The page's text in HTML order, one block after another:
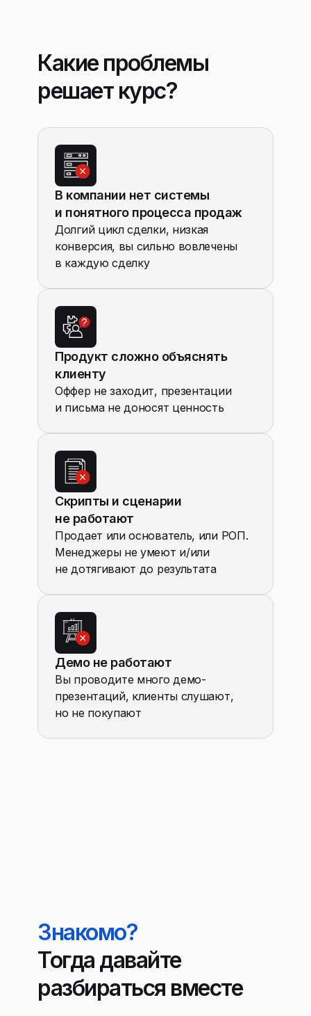
Какие проблемы
решает курс?
В компании нет системы
и понятного процесса продаж
Долгий цикл сделки, низкая
конверсия, вы сильно вовлечены
в каждую сделку
Продукт сложно объяснять
клиенту
Оффер не заходит, презентации
и письма не доносят ценность
Скрипты и сценарии
не работают
Продает или основатель, или РОП.
Менеджеры не умеют и/или
не дотягивают до результата
Демо не работают
Вы проводите много демо-
презентаций, клиенты слушают,
но не покупают
Знакомо?
Тогда давайте
разбираться вместе